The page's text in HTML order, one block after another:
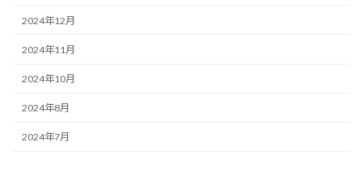
2024年12月
2024年11月
2024年10月
2024年8月
2024年7月